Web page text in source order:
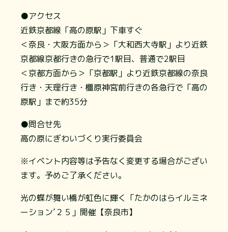
●アクセス
近鉄京都線「高の原駅」下車すぐ
＜奈良・大阪方面から＞「大和西大寺駅」より近鉄
京都線京都行きの急行で1駅目、普通で2駅目
＜京都方面から＞「京都駅」より近鉄京都線の奈良
行き・天理行き・橿原神宮前行きの各急行で「高の
原駅」まで約35分
●問合せ先
高の原にぎわいづくり実行委員会
※イベント内容等は予告なく変更する場合がござい
ます。予めご了承ください。
光の蝶が舞い橋が虹色に輝く「たかのはらイルミネ
ーション’２５」開催【奈良市】